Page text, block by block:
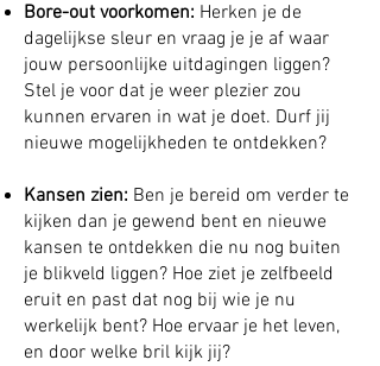
Bore-out voorkomen: Herken je de
dagelijkse sleur en vraag je je af waar
jouw persoonlijke uitdagingen liggen?
Stel je voor dat je weer plezier zou
kunnen ervaren in wat je doet. Durf jij
nieuwe mogelijkheden te ontdekken?
Kansen zien: Ben je bereid om verder te
kijken dan je gewend bent en nieuwe
kansen te ontdekken die nu nog buiten
je blikveld liggen? Hoe ziet je zelfbeeld
eruit en past dat nog bij wie je nu
werkelijk bent? Hoe ervaar je het leven,
en door welke bril kijk jij?